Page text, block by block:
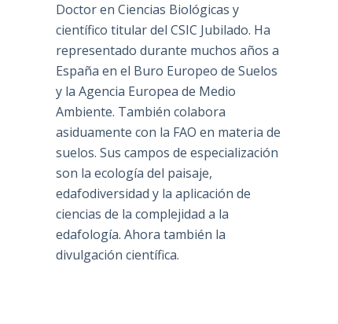
Doctor en Ciencias Biológicas y
científico titular del CSIC Jubilado. Ha
representado durante muchos años a
España en el Buro Europeo de Suelos
y la Agencia Europea de Medio
Ambiente. También colabora
asiduamente con la FAO en materia de
suelos. Sus campos de especialización
son la ecología del paisaje,
edafodiversidad y la aplicación de
ciencias de la complejidad a la
edafología. Ahora también la
divulgación científica.